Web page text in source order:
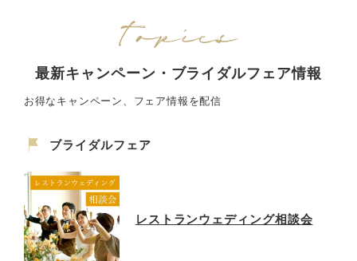
最新キャンペーン・ブライダルフェア情報
お得なキャンペーン、フェア情報を配信
ブライダルフェア
レストランウェディング相談会